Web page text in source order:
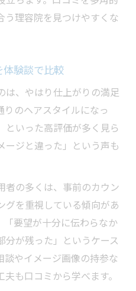
う理容院を見つけやすくな
験談で比較
は、やはり仕上がりの満足
のヘアスタイルになっ
といった高評価が多く見ら
ージと違った」という声も
者の多くは、事前のカウン
グを重視している傾向があ
「要望が十分に伝わらなか
分が残った」というケース
談やイメージ画像の持参な
も口コミから学べます。